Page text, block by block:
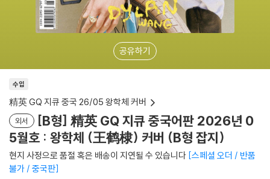
공유하기
수입
精英 GQ 지큐 중국 26/05 왕학체 커버
외서
[B형] 精英 GQ 지큐 중국어판 2026년 0
5월호 : 왕학체 (王鹤棣) 커버 (B형 잡지)
현지 사정으로 품절 혹은 배송이 지연될 수 있습니다 스페셜 오더 / 반품
불가 / 중국판